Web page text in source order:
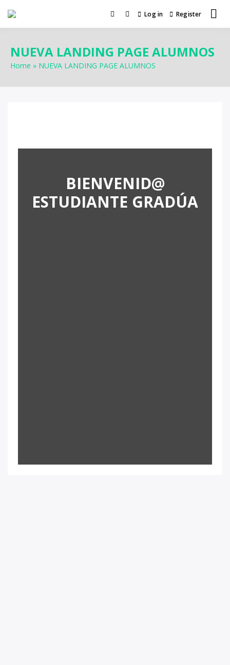
Log in Register
NUEVA LANDING PAGE ALUMNOS
Home NUEVA LANDING PAGE ALUMNOS
BIENVENID@
ESTUDIANTE GRADÚA